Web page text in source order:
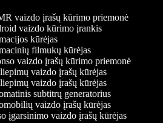
vaizdo įrašų kūrimo priemonė
vaizdo kūrimo įrankis
kūrėjas
filmukų kūrėjas
vaizdo įrašų kūrimo priemonė
vaizdo įrašų kūrėjas
vaizdo įrašų kūrėjas
subtitrų generatorius
vaizdo įrašų kūrėjas
įgarsinimo vaizdo įrašų kūrėjas